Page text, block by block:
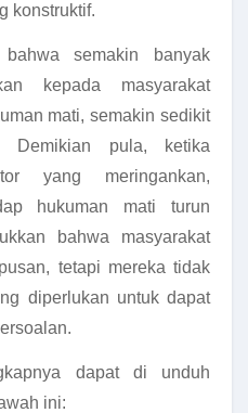
konstruktif.
semakin banyak
kepada masyarakat
mati, semakin sedikit
Demikian pula, ketika
yang meringankan,
hukuman mati turun
bahwa masyarakat
tetapi mereka tidak
diperlukan untuk dapat
dapat di unduh
ini: